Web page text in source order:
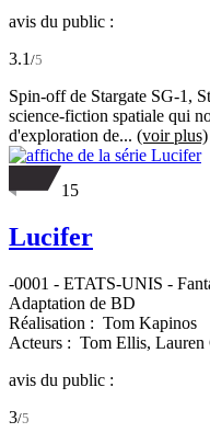
avis du public :
3.1 /5
Spin-off de Stargate SG-1,
science-fiction spatiale qui
d'exploration de... (voir plus)
15
Lucifer
-0001 - ETATS-UNIS -
Adaptation de BD
Réalisation : Tom Kapinos
Acteurs : Tom Ellis, Lauren
avis du public :
3/5